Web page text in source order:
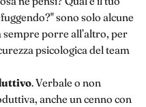
sono solo alcune
porre all’altro, per
psicologica del team
. Verbale o non
anche un cenno con